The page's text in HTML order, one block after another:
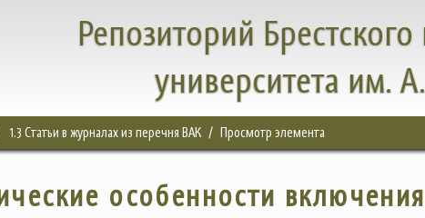
Репозиторий
университета им.
1.3 Статьи в журналах из перечня ВАК Просмотр элемента
особенности включения